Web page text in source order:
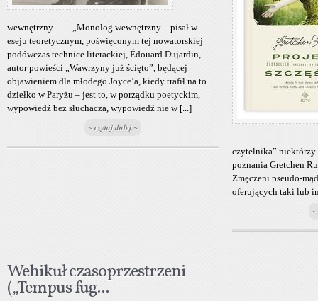
wewnętrzny „Monolog wewnętrzny – pisał w
eseju teoretycznym, poświęconym tej nowatorskiej
podówczas technice literackiej, Édouard Dujardin,
autor powieści „Wawrzyny już ścięto”, będącej
objawieniem dla młodego Joyce’a, kiedy trafił na to
dziełko w Paryżu – jest to, w porządku poetyckim,
wypowiedź bez słuchacza, wypowiedź nie w [...]
~ czytaj dalej ~
czytelnika” niektórzy
poznania Gretchen
Zmęczeni pseudo-
oferujących taki lub
Wehikuł czasoprzestrzeni
(„Tempus fug...